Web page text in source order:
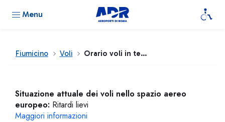
Menu
Fiumicino Voli Orario voli in tempo reale
Situazione attuale dei voli nello spazio aereo
europeo: Ritardi lievi
Maggiori informazioni